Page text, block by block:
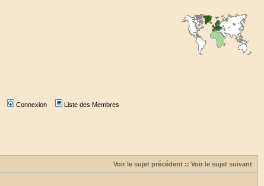
Connexion Liste des Membres
Voir le sujet précédent :: Voir le sujet suivant